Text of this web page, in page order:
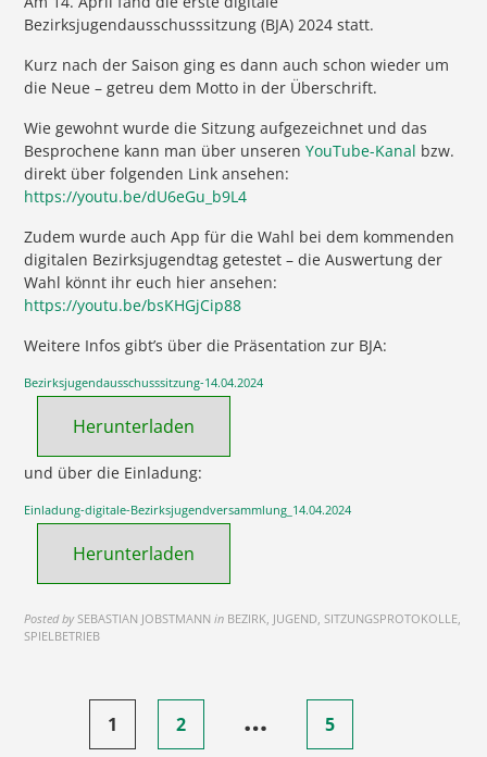
Bezirksjugendausschusssitzung (BJA) 2024 statt.
Kurz nach der Saison ging es dann auch schon wieder um
die Neue – getreu dem Motto in der Überschrift.
Wie gewohnt wurde die Sitzung aufgezeichnet und das
Besprochene kann man über unserenYouTube-Kanal bzw.
direkt über folgenden Link ansehen:
https://youtu.be/dU6eGu_b9L4
Zudem wurde auch App für die Wahl bei dem kommenden
digitalen Bezirksjugendtag getestet – die Auswertung der
Wahl könnt ihr euch hier ansehen:
https://youtu.be/bsKHGjCip88
Weitere Infos gibt’s über die Präsentation zur BJA:
Bezirksjugendausschusssitzung-14.04.2024
Herunterladen
und über die Einladung:
Einladung-digitale-Bezirksjugendversammlung_14.04.2024
Herunterladen
Posted by SEBASTIAN JOBSTMANN in BEZIRK, JUGEND, SITZUNGSPROTOKOLLE,
SPIELBETRIEB
Seitennummerierung
der
1 2 … 5